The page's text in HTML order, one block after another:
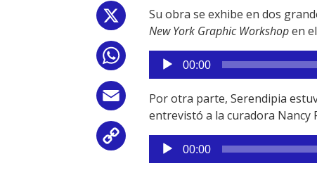
WhatsApp
Email
Copy
Link
Su obra se exhibe en dos
New York Graphic Workshopen
Reproductor
de
audio
00:00
Por otra parte, Serendipia
entrevistó a la curadora Nancy
Reproductor
de
00:00